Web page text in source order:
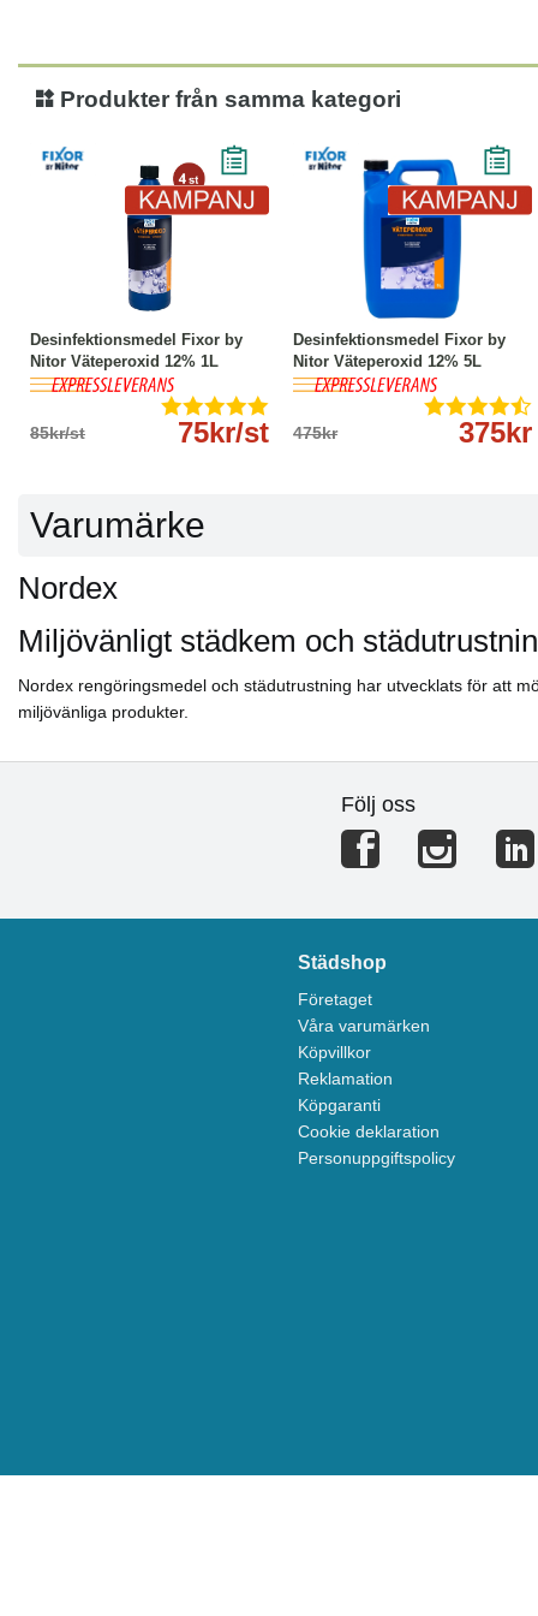
Produkter från samma kategori
Desinfektionsmedel Fixor by
Nitor Väteperoxid 12% 1L
85kr/st 75kr/st
Läs mer
Desinfektionsmedel Fixor by
Nitor Väteperoxid 12% 5L
475kr 375kr
Köp Läs mer
Varumärke
Nordex
Miljövänligt städkem och
Nordex rengöringsmedel och städutrustning har utvecklats för att
miljövänliga produkter.
Följ oss
Städshop
Företaget
Våra varumärken
Köpvillkor
Reklamation
Köpgaranti
Cookie deklaration
Personuppgiftspolicy